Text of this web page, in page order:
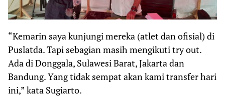
“Kemarin saya kunjungi mereka (atlet dan ofisial) di
Puslatda. Tapi sebagian masih mengikuti try out.
Ada di Donggala, Sulawesi Barat, Jakarta dan
Bandung. Yang tidak sempat akan kami transfer hari
ini,” kata Sugiarto.